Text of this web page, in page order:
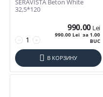
20*20
20mm 60*60
20mm 60*90
22,5*14,8
23*150
Декоративные элементы
Дополнительно
Satin
Мрамор
SERAVISTA Beton White
32,5*120
+
−
990.00 Lei
990.00 Lei за 1.00
BUC
В КОРЗИНУ